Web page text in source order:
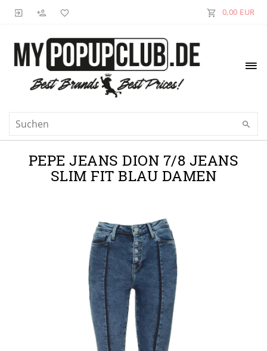
0,00 EUR
PEPE JEANS DION 7/8 JEANS
SLIM FIT BLAU DAMEN